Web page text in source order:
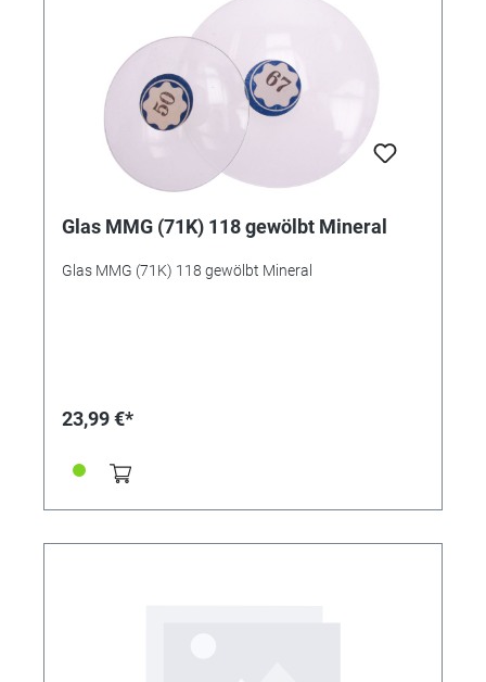
Glas MMG (71K) 118 gewölbt Mineral
Glas MMG (71K) 118 gewölbt Mineral
23,99 €*